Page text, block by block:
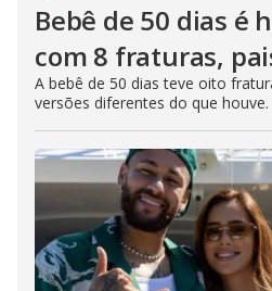
Bebê de 50 dias é
com 8 fraturas,
A bebê de 50 dias teve oito
versões diferentes do que houve.